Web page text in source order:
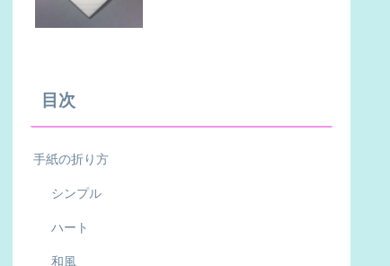
目次
手紙の折り方
シンプル
ハート
和風